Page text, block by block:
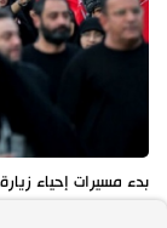
بدء مسيرات إحياء